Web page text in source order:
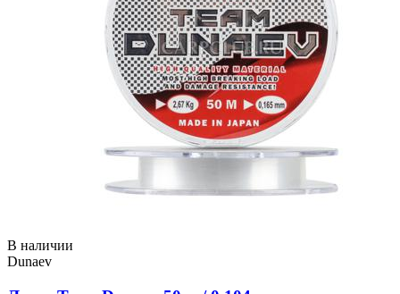
В наличии
Dunaev